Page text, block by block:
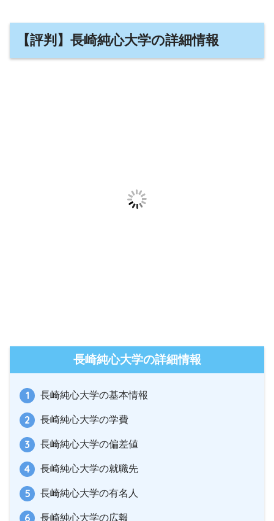
【評判】長崎純心大学の詳細情報
長崎純心大学の詳細情報
長崎純心大学の基本情報
長崎純心大学の学費
長崎純心大学の偏差値
長崎純心大学の就職先
長崎純心大学の有名人
長崎純心大学の広報